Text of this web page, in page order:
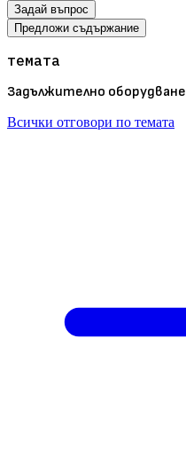
Задай въпрос
Предложи съдържание
темата
Задължително оборудване
Всички отговори по темата